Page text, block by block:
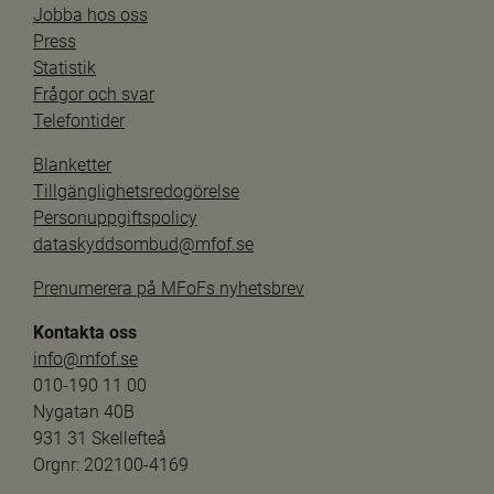
Jobba hos oss
Press
Statistik
Frågor och svar
Telefontider
Blanketter
Tillgänglighetsredogörelse
Personuppgiftspolicy
dataskyddsombud@mfof.se
Prenumerera på MFoFs nyhetsbrev
Kontakta oss
info@mfof.se
010-190 11 00
Nygatan 40B
931 31 Skellefteå
Orgnr: 202100-4169